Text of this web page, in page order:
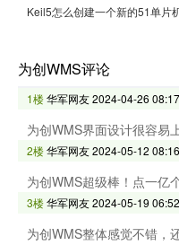
为创WMS评论
1楼华军网友2024-04-26
为创WMS界面设计很容易
2楼华军网友2024-05-12
为创WMS超级棒！点一亿
3楼华军网友2024-05-19
为创WMS整体感觉不错，